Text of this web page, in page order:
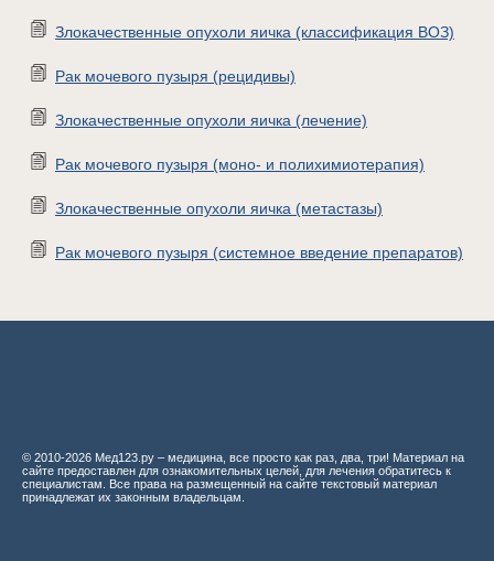
Злокачественные опухоли яичка (классификация ВОЗ)
Рак мочевого пузыря (рецидивы)
Злокачественные опухоли яичка (лечение)
Рак мочевого пузыря (моно- и полихимиотерапия)
Злокачественные опухоли яичка (метастазы)
Рак мочевого пузыря (системное введение препаратов)
© 2010-2026 Мед123.ру – медицина, все просто как раз, два, три! Материал на
сайте предоставлен для ознакомительных целей, для лечения обратитесь к
специалистам. Все права на размещенный на сайте текстовый материал
принадлежат их законным владельцам.